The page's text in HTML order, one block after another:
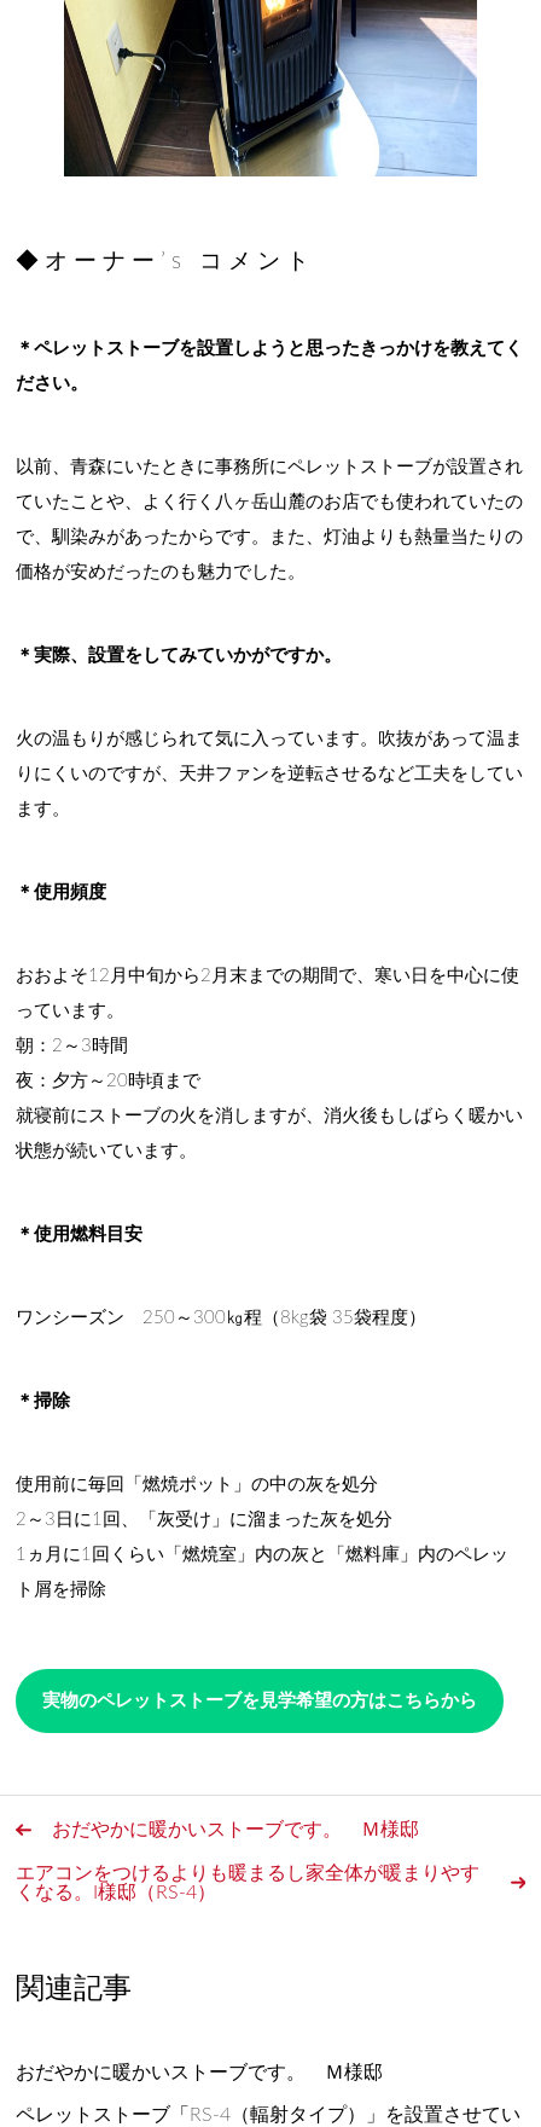
◆オーナー’s コメント
＊ペレットストーブを設置しようと思ったきっかけを教えてく
ださい。
以前、青森にいたときに事務所にペレットストーブが設置され
ていたことや、よく行く八ヶ岳山麓のお店でも使われていたの
で、馴染みがあったからです。また、灯油よりも熱量当たりの
価格が安めだったのも魅力でした。
＊実際、設置をしてみていかがですか。
火の温もりが感じられて気に入っています。吹抜があって温ま
りにくいのですが、天井ファンを逆転させるなど工夫をしてい
ます。
＊使用頻度
おおよそ12月中旬から2月末までの期間で、寒い日を中心に使
っています。
朝：2～3時間
夜：夕方～20時頃まで
就寝前にストーブの火を消しますが、消火後もしばらく暖かい
状態が続いています。
＊使用燃料目安
ワンシーズン 250～300㎏程（8kg袋 35袋程度）
＊掃除
使用前に毎回「燃焼ポット」の中の灰を処分
2～3日に1回、「灰受け」に溜まった灰を処分
1ヵ月に1回くらい「燃焼室」内の灰と「燃料庫」内のペレッ
ト屑を掃除
実物のペレットストーブを見学希望の方はこちらから
おだやかに暖かいストーブです。 Ｍ様邸
エアコンをつけるよりも暖まるし家全体が暖まりやす
くなる。I様邸（RS-4）
関連記事
おだやかに暖かいストーブです。 Ｍ様邸
ペレットストーブ「RS-4（輻射タイプ）」を設置させてい